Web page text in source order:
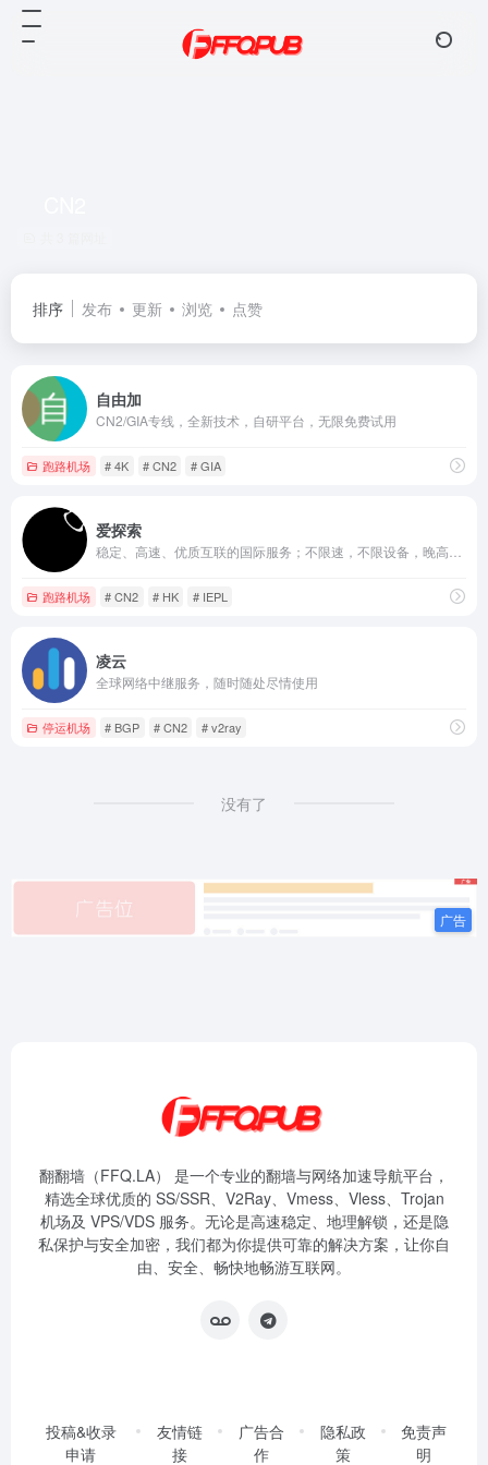
排序 发布 更新 浏览 点赞
自由加
CN2/GIA专线，全新技术，自研平台，无限免费试用
跑路机场 # 4K # CN2 # GIA
爱探索
跑路机场 # CN2 # HK # IEPL
凌云
全球网络中继服务，随时随处尽情使用
停运机场 # BGP # CN2 # v2ray
没有了
翻翻墙（FFQ.LA） 是一个专业的翻墙与网络加速导航平台，
精选全球优质的 SS/SSR、V2Ray、Vmess、Vless、Trojan
机场及 VPS/VDS 服务。无论是高速稳定、地理解锁，还是隐
私保护与安全加密，我们都为你提供可靠的解决方案，让你自
由、安全、畅快地畅游互联网。
投稿&收录
申请
友情链
接
广告合
作
隐私政
策
免责声
明